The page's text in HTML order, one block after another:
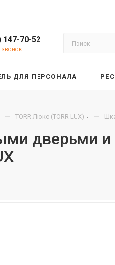
147-70-52
ЗВОНОК
ДЛЯ ПЕРСОНАЛА
— TORR Люкс (TORR LUX) —
дверьми и